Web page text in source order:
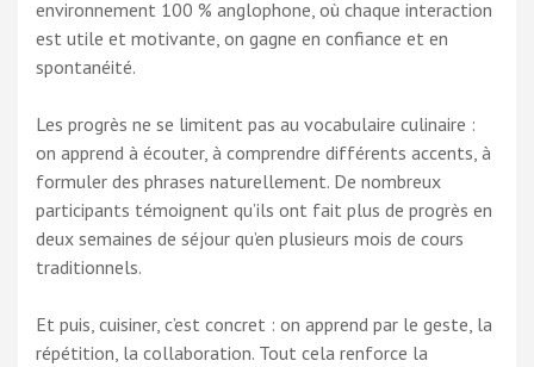
environnement 100 % anglophone, où chaque interaction
est utile et motivante, on gagne en confiance et en
spontanéité.
Les progrès ne se limitent pas au vocabulaire culinaire :
on apprend à écouter, à comprendre différents accents, à
formuler des phrases naturellement. De nombreux
participants témoignent qu’ils ont fait plus de progrès en
deux semaines de séjour qu’en plusieurs mois de cours
traditionnels.
Et puis, cuisiner, c’est concret : on apprend par le geste, la
répétition, la collaboration. Tout cela renforce la